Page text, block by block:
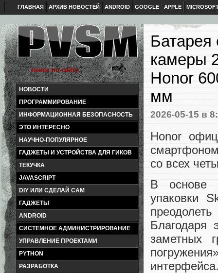
ГЛАВНАЯ АРХИВ НОВОСТЕЙ ANDROID GOOGLE APPLE
НОВОСТИ
ПРОГРАММИРОВАНИЕ
ИНФОРМАЦИОННАЯ БЕЗОПАСНОСТЬ
ЭТО ИНТЕРЕСНО
НАУЧНО-ПОПУЛЯРНОЕ
ГАДЖЕТЫ И УСТРОЙСТВА ДЛЯ ГИКОВ
ТЕКУЧКА
JAVASCRIPT
DIY ИЛИ СДЕЛАЙ САМ
ГАДЖЕТЫ
ANDROID
СИСТЕМНОЕ АДМИНИСТРИРОВАНИЕ
УПРАВЛЕНИЕ ПРОЕКТАМИ
PYTHON
РАЗРАБОТКА
камеры
Honor
мм
2026-05-15 в
Honor
со всех
В основе
упаковки
Благодаря
заметных